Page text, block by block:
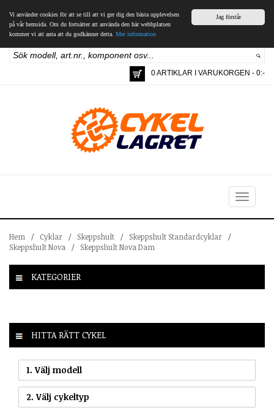
Jag förstår
Vi använder cookies för att se till att vi ger dig den bästa upplevelsen
på vår hemsida. Om du fortsätter att använda den här webbplatsen
kommer vi att anta att du godkänner detta. Mer information
0 ARTIKLAR I VARUKORGEN - 0:-
Toggle
navigation
Hem / Cyklar / Skeppshult / Skeppshult Standardcyklar
/
Skeppshult Nova
/ Skeppshult Nova Dam
KATEGORIER
HITTA RÄTT CYKEL
1. Välj modell
2. Välj cykeltyp